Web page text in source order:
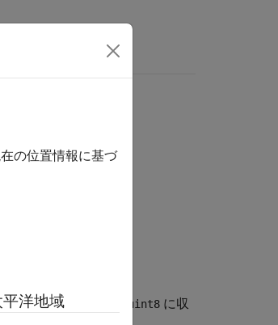
返します。データが uint8 に収
の位置情報に基づ
洋地域